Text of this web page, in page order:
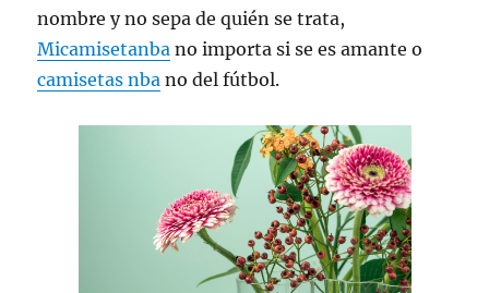
nombre y no sepa de quién se trata,
Micamisetanba no importa si se es amante o
camisetas nba no del fútbol.